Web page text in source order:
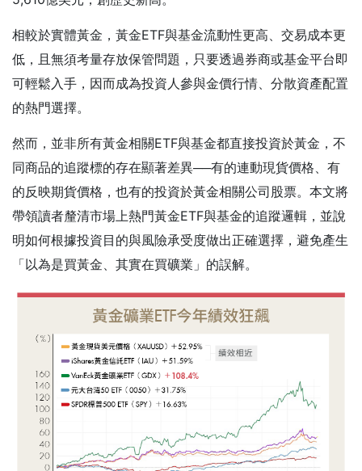
相較於實體黃金，黃金ETF與基金流動性更高、交易成本更
低，且無須考量存放保管問題，只要透過券商或基金平台即
可輕鬆入手，因而成為投資人參與金價行情、分散資產配置
的熱門選擇。
然而，並非所有黃金相關ETF與基金都直接投資於黃金，不
同商品的追蹤標的存在顯著差異──有的連動現貨價格、有
的反映期貨價格，也有的投資於黃金相關公司股票。本文將
帶領讀者釐清市場上熱門黃金ETF與基金的追蹤邏輯，並說
明如何根據投資目的與風險承受度做出正確選擇，避免產生
「以為是買黃金、其實在買礦業」的誤解。